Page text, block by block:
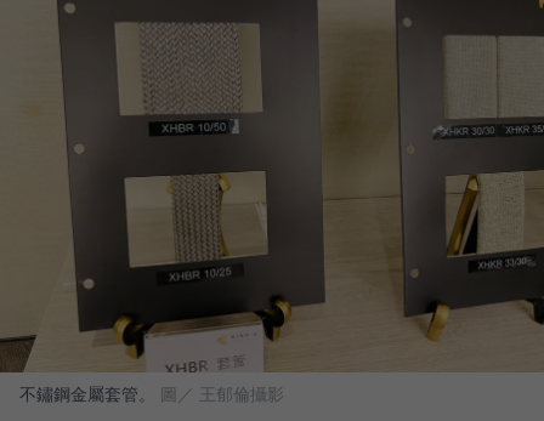
不鏽鋼金屬套管。 圖／ 王郁倫攝影